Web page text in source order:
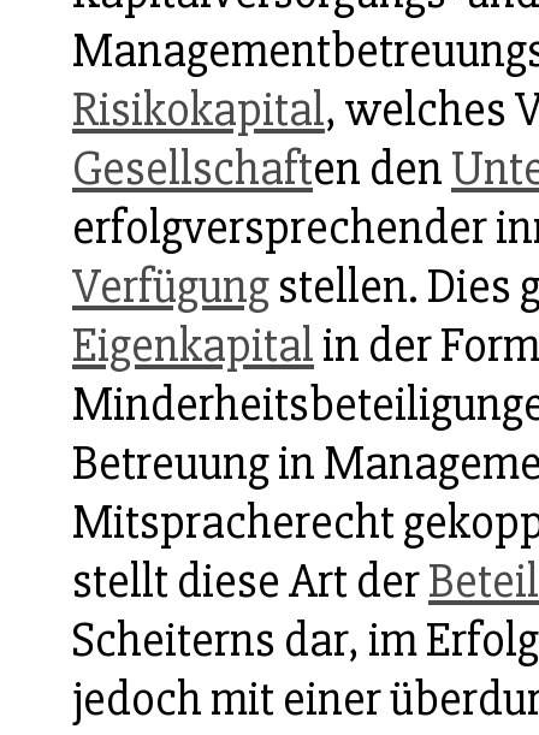
Risikokapital, welches
Gesellschaften den
erfolgversprechender
Verfügungstellen. Dies
Eigenkapitalin der
Betreuung in
Mitspracherecht
stellt diese Art der
Scheiterns dar, im
jedoch mit einer